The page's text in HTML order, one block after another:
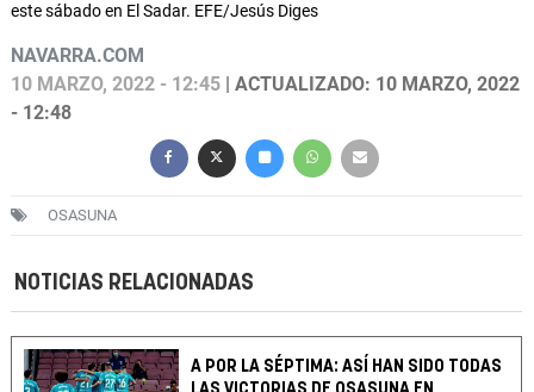
este sábado en El Sadar. EFE/Jesús Diges
NAVARRA.COM
10 MARZO, 2022 - 12:45 | ACTUALIZADO: 10 MARZO, 2022
- 12:48
OSASUNA
NOTICIAS RELACIONADAS
A POR LA SÉPTIMA: ASÍ HAN SIDO TODAS